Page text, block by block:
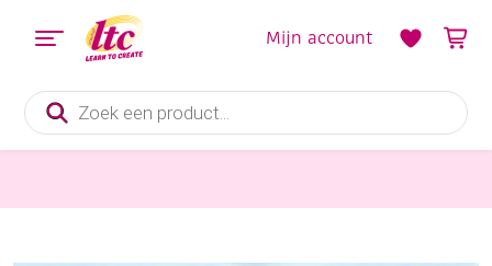
Producten
zoeken
Mijn account